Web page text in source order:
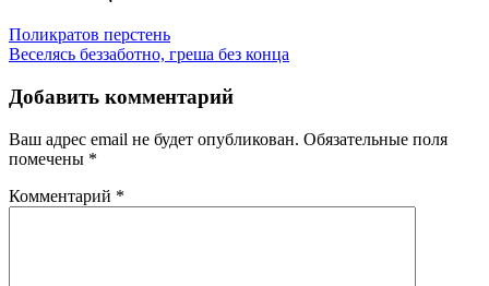
Поликратов перстень
Веселясь беззаботно, греша без конца
Добавить комментарий
Ваш адрес email не будет опубликован. Обязательные поля
помечены *
Комментарий *